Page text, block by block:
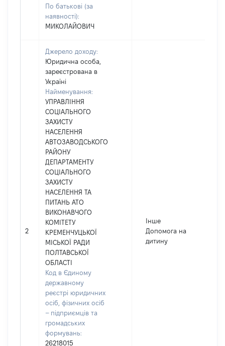
По батькові (за
наявності):
МИКОЛАЙОВИЧ
2
Джерело доходу:
Юридична особа,
зареєстрована в
Україні
Найменування:
УПРАВЛІННЯ
СОЦІАЛЬНОГО
ЗАХИСТУ
НАСЕЛЕННЯ
АВТОЗАВОДСЬКОГО
РАЙОНУ
ДЕПАРТАМЕНТУ
СОЦІАЛЬНОГО
ЗАХИСТУ
НАСЕЛЕННЯ ТА
ПИТАНЬ АТО
ВИКОНАВЧОГО
КОМІТЕТУ
КРЕМЕНЧУЦЬКОЇ
МІСЬКОЇ РАДИ
ПОЛТАВСЬКОЇ
ОБЛАСТІ
Код в Єдиному
державному
реєстрі юридичних
осіб, фізичних осіб
– підприємців та
громадських
формувань:
26218015
Інше
Допомога на
дитину